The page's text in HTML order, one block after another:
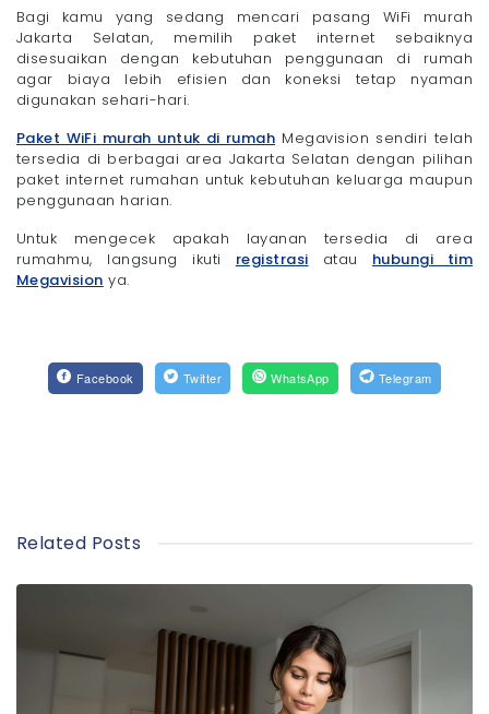
Bagi kamu yang sedang mencari pasang WiFi murah
Jakarta Selatan, memilih paket internet sebaiknya
disesuaikan dengan kebutuhan penggunaan di rumah
agar biaya lebih efisien dan koneksi tetap nyaman
digunakan sehari-hari.
Paket WiFi murah untuk di rumah Megavision sendiri telah
tersedia di berbagai area Jakarta Selatan dengan pilihan
paket internet rumahan untuk kebutuhan keluarga maupun
penggunaan harian.
Untuk mengecek apakah layanan tersedia di area
rumahmu, langsung ikuti registrasi atau hubungi tim
Megavision ya.
Facebook Twitter WhatsApp Telegram
Related Posts